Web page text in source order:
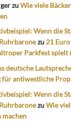
zuWie viele
Wenn die
zu21
Parkfest spielt
deutsche
für antiwestliche
Wenn die
zuWie
machen